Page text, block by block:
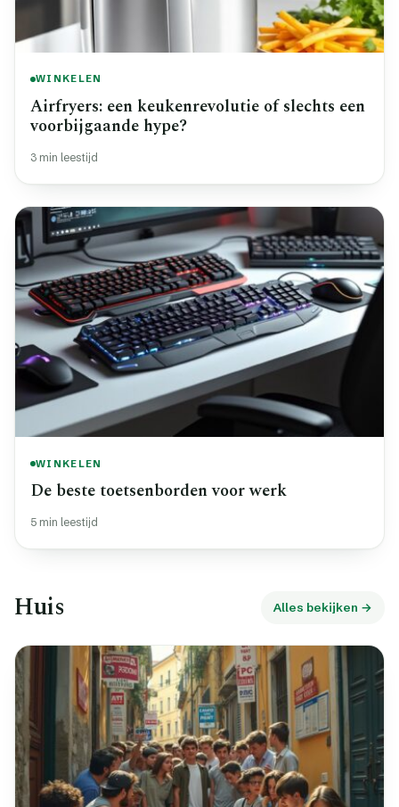
WINKELEN
Airfryers: een keukenrevolutie of slechts een
voorbijgaande hype?
3 min leestijd
WINKELEN
De beste toetsenborden voor werk
5 min leestijd
Huis Alles bekijken →